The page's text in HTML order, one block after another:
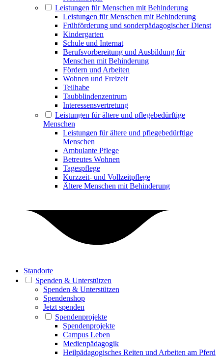
Leistungen für Menschen mit Behinderung
Leistungen für Menschen mit Behinderung
Frühförderung und sonderpädagogischer Dienst
Kindergarten
Schule und Internat
Berufsvorbereitung und Ausbildung für
Menschen mit Behinderung
Fördern und Arbeiten
Wohnen und Freizeit
Teilhabe
Taubblindenzentrum
Interessensvertretung
Leistungen für ältere und pflegebedürftige
Menschen
Leistungen für ältere und pflegebedürftige
Menschen
Ambulante Pflege
Betreutes Wohnen
Tagespflege
Kurzzeit- und Vollzeitpflege
Ältere Menschen mit Behinderung
Standorte
Spenden & Unterstützen
Spenden & Unterstützen
Spendenshop
Jetzt spenden
Spendenprojekte
Spendenprojekte
Campus Leben
Medienpädagogik
Heilpädagogisches Reiten und Arbeiten am Pferd